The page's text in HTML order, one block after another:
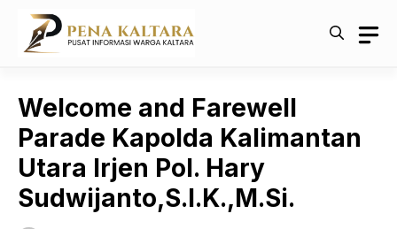
Langsung
Welcome and Farewell
Parade Kapolda Kalimantan
Utara Irjen Pol. Hary
Sudwijanto,S.I.K.,M.Si.